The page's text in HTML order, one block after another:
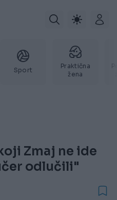
Sport
Praktična
žena
Zmaj ne ide
odlučili"